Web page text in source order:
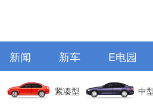
新闻 新车 E电园
紧凑型 中